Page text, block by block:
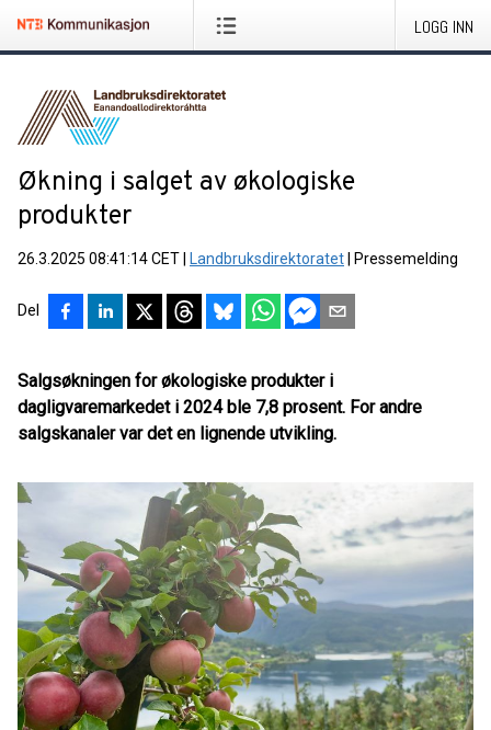
LOGG INN
Økning i salget av økologiske
produkter
26.3.2025 08:41:14 CET Landbruksdirektoratet Pressemelding
Del
Salgsøkningen for økologiske produkter i
dagligvaremarkedet i 2024 ble 7,8 prosent. For andre
salgskanaler var det en lignende utvikling.